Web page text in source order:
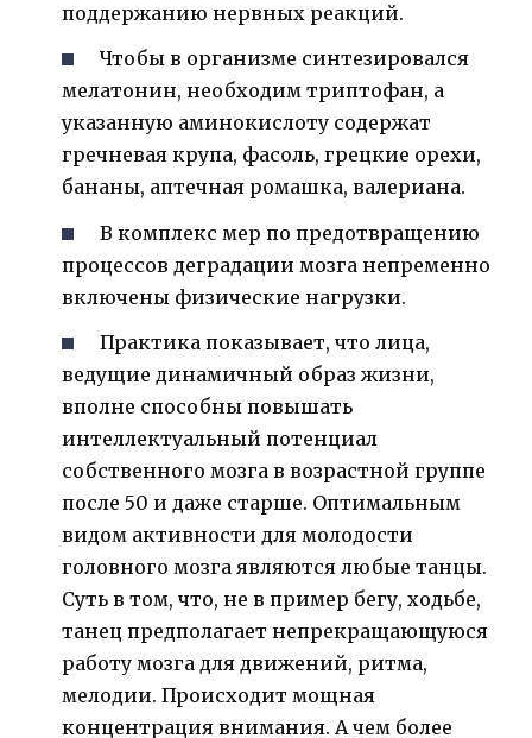
поддержанию нервных реакций.
Чтобы в организме синтезировался
мелатонин, необходим триптофан, а
указанную аминокислоту содержат
гречневая крупа, фасоль, грецкие орехи,
бананы, аптечная ромашка, валериана.
В комплекс мер по предотвращению
процессов деградации мозга непременно
включены физические нагрузки.
Практика показывает, что лица,
ведущие динамичный образ жизни,
вполне способны повышать
интеллектуальный потенциал
собственного мозга в возрастной группе
после 50 и даже старше. Оптимальным
видом активности для молодости
головного мозга являются любые танцы.
Суть в том, что, не в пример бегу, ходьбе,
танец предполагает непрекращающуюся
работу мозга для движений, ритма,
мелодии. Происходит мощная
концентрация внимания. А чем более